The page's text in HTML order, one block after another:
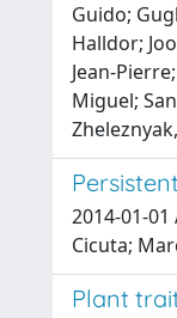
Guido;
Halldor;
Jean-
Miguel;
2014-01-
Cicuta;
Plant